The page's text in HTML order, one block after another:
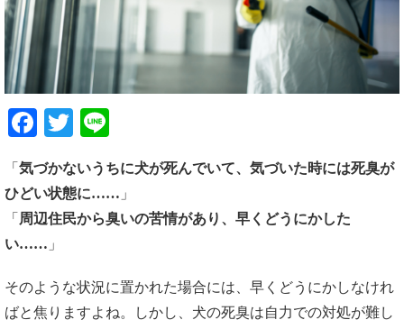
Facebook
Twitter
「 気づかないうちに犬が死んでいて、気づいた時には死臭が
ひどい状態に…… 」
「 周辺住民から臭いの苦情があり、早くどうにかした
い…… 」
そのような状況に置かれた場合には、早くどうにかしなけれ
ばと焦りますよね。しかし、犬の死臭は自力での対処が難し